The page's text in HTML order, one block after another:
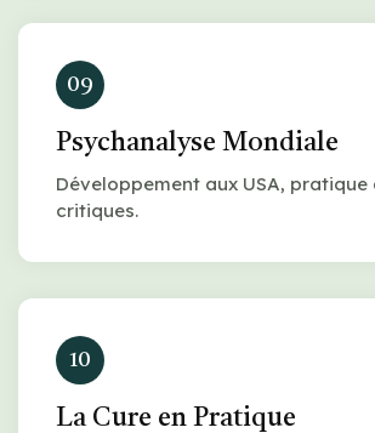
09
Psychanalyse Mondiale
Développement aux USA, pratique
critiques.
10
La Cure en Pratique